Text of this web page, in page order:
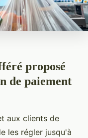
proposé
de paiement
aux clients de
les régler jusqu'à